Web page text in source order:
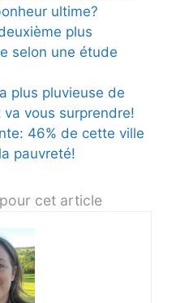
ultime?
plus
selon une étude
plus pluvieuse de
vous surprendre!
46% de cette ville
pauvreté!
cet article